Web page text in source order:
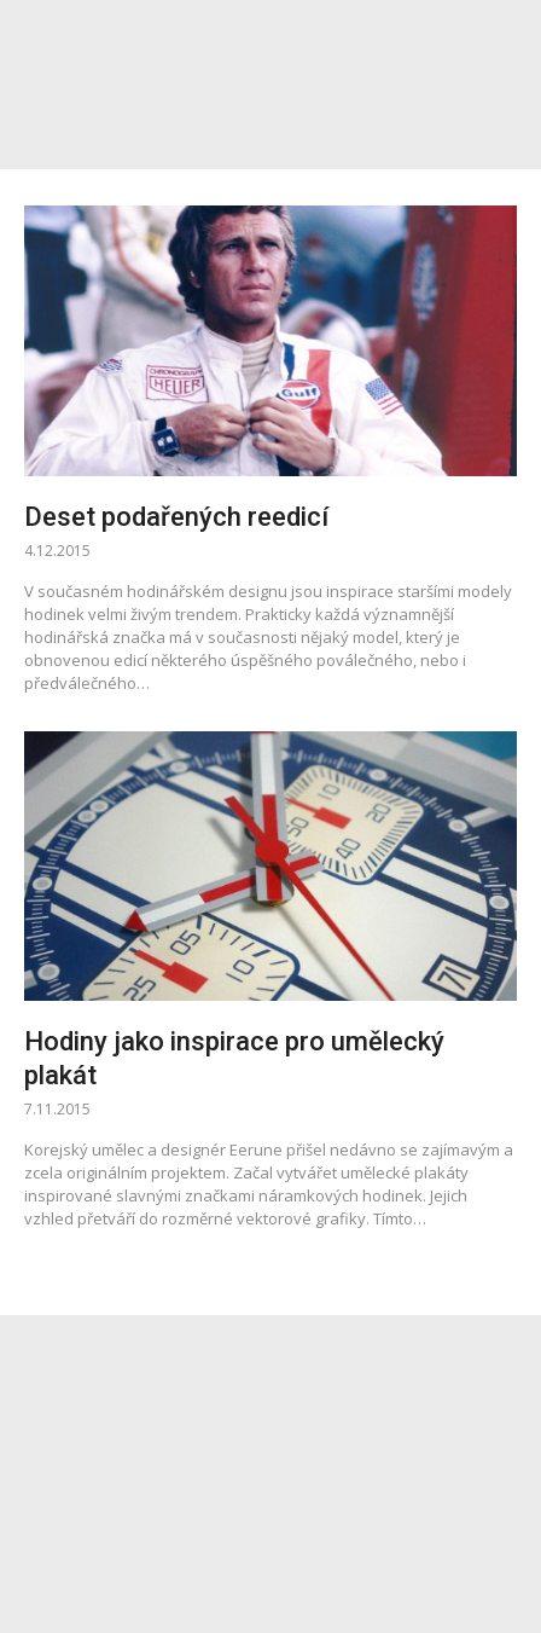
Deset podařených reedicí
4.12.2015
V současném hodinářském designu jsou inspirace staršími modely
hodinek velmi živým trendem. Prakticky každá významnější
hodinářská značka má v současnosti nějaký model, který je
obnovenou edicí některého úspěšného poválečného, nebo i
předválečného…
Hodiny jako inspirace pro umělecký
plakát
7.11.2015
Korejský umělec a designér Eerune přišel nedávno se zajímavým a
zcela originálním projektem. Začal vytvářet umělecké plakáty
inspirované slavnými značkami náramkových hodinek. Jejich
vzhled přetváří do rozměrné vektorové grafiky. Tímto…